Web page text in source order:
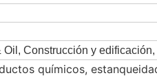
Construcción y
químicos,